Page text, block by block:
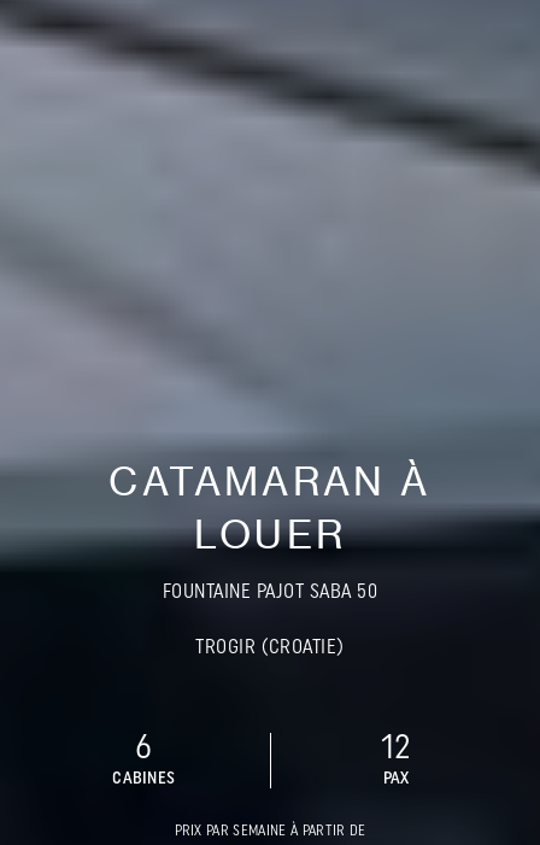
CATAMARAN À
LOUER
FOUNTAINE PAJOT SABA 50
TROGIR (CROATIE)
6
CABINES
12
PAX
PRIX PAR SEMAINE À PARTIR DE